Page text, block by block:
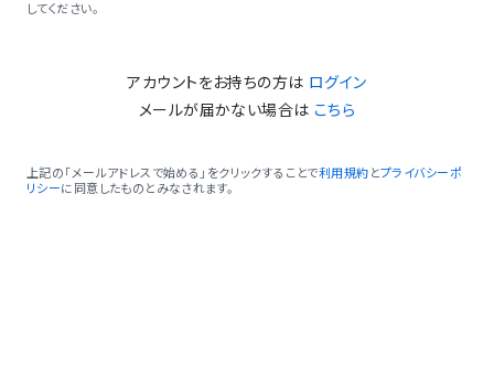
してください。
アカウントをお持ちの方は ログイン
メールが届かない場合は こちら
上記の「メールアドレスで始める」をクリックすることで利用規約 とプライバシーポ
リシーに同意したものとみなされます。